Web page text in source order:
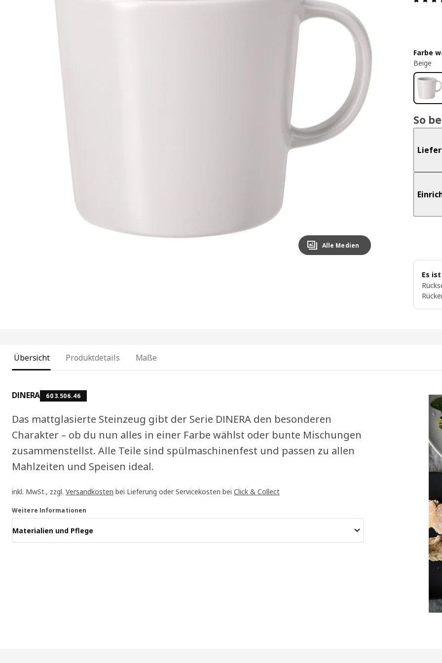
Image zoomed out, normal view
Alle Medien
Farbe
Beige
So
Es
Übersicht Produktdetails Maße
DINERA 603.506.46
Das mattglasierte Steinzeug gibt der Serie DINERA den besonderen
Charakter – ob du nun alles in einer Farbe wählst oder bunte Mischungen
zusammenstellst. Alle Teile sind spülmaschinenfest und passen zu allen
Mahlzeiten und Speisen ideal.
inkl. MwSt., zzgl. Versandkosten bei Lieferung oder Servicekosten bei Click & Collect
Weitere Informationen
Materialien und Pflege